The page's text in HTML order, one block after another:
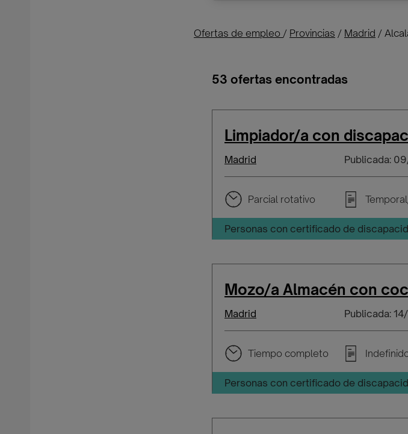
Ofertas de empleo / Provincias / Madrid /
53 ofertas encontradas
Limpiador/a con
Madrid Publicada:
Parcial rotativo
Personas con certificado de
Mozo/a Almacén con
Madrid Publicada:
Tiempo completo
Personas con certificado de